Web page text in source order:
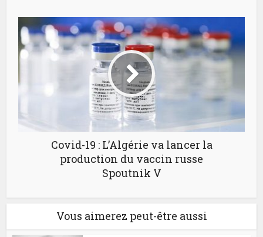
Covid-19 : L’Algérie va lancer la
production du vaccin russe
Spoutnik V
Vous aimerez peut-être aussi